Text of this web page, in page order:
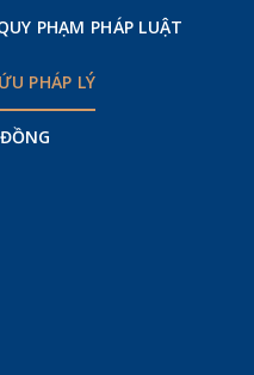
PHẠM PHÁP LUẬT
PHÁP LÝ